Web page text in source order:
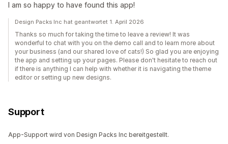
I am so happy to have found this app!
Design Packs Inc hat geantwortet 1. April 2026
Thanks so much for taking the time to leave a review! It was
wonderful to chat with you on the demo call and to learn more about
your business (and our shared love of cats!) So glad you are enjoying
the app and setting up your pages. Please don't hesitate to reach out
if there is anything I can help with whether it is navigating the theme
editor or setting up new designs.
Support
App-Support wird von Design Packs Inc bereitgestellt.